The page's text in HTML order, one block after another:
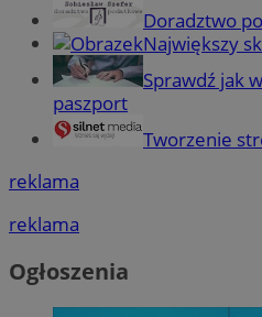
Doradztwo
Największy
Sprawdź jak
paszport
Tworzenie
reklama
reklama
Ogłoszenia